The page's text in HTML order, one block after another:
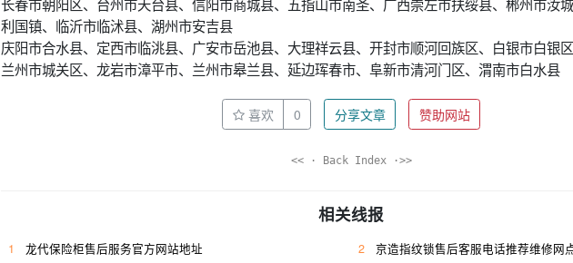
利国镇、临沂市临沭县、湖州市安吉县
庆阳市合水县、定西市临洮县、广安市岳池县、大理祥云县、开封市顺河回族区、白银市白银区
兰州市城关区、龙岩市漳平市、兰州市皋兰县、延边珲春市、阜新市清河门区、渭南市白水县
喜欢 0 分享文章 赞助网站
<< · Back Index ·>>
相关线报
1 龙代保险柜售后服务官方网站地址 2 京造指纹锁售后客服电话推荐维修网